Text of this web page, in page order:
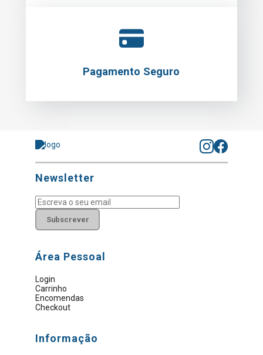
Pagamento Seguro
Newsletter
Subscrever
Área Pessoal
Login
Carrinho
Encomendas
Checkout
Informação